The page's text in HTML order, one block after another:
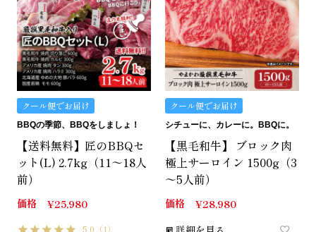
クール便でお届け
BBQの季節、BBQをしましょ！
【送料無料】匠のBBQセ
ット(L) 2.7kg（11～18人
前）
価格 ¥25,980
5.0 （1）
クール便でお届け
シチューに、カレーに。BBQに。
【黒毛和牛】 ブロック肉
極上サーロイン 1500g（3
～5人前）
価格 ¥28,980